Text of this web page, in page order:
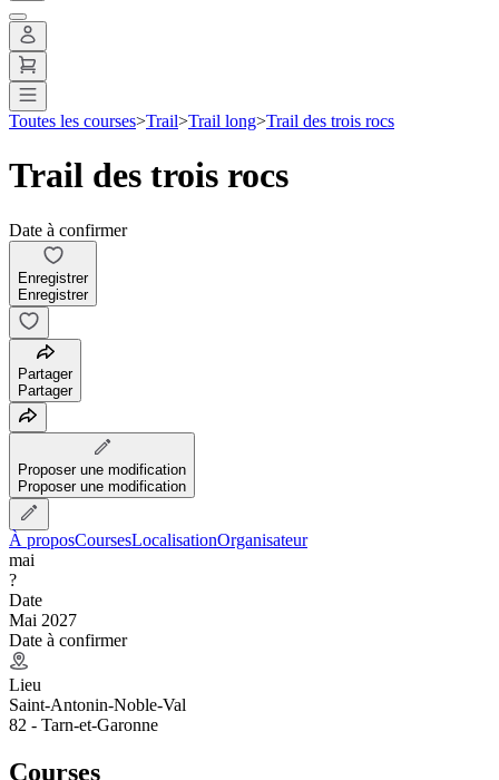
Toutes les courses>Trail>Trail long>Trail des trois rocs
Trail des trois rocs
Date à confirmer
Enregistrer
Enregistrer
Partager
Partager
Proposer une modification
Proposer une modification
À proposCoursesLocalisationOrganisateur
mai
?
Date
Mai 2027
Date à confirmer
Lieu
Saint-Antonin-Noble-Val
82 - Tarn-et-Garonne
Courses